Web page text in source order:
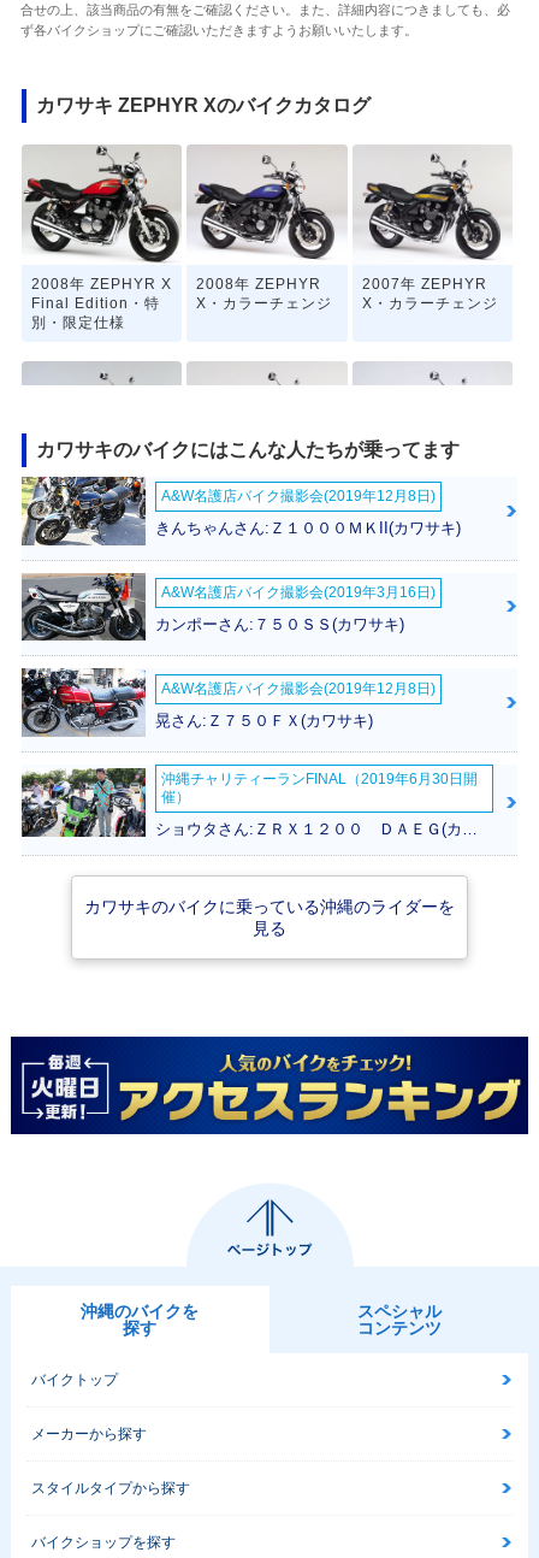
合せの上、該当商品の有無をご確認ください。また、詳細内容につきましても、必
ず各バイクショップにご確認いただきますようお願いいたします。
カワサキ ZEPHYR Xのバイクカタログ
2008年 ZEPHYR X
Final Edition・特
別・限定仕様
2008年 ZEPHYR
X・カラーチェンジ
2007年 ZEPHYR
X・カラーチェンジ
2006年 ZEPHYR
X・カラーチェンジ
2005年 ZEPHYR
X・カラーチェンジ
2004年 ZEPHYR
X・カラーチェンジ
2003年 ZEPHYR
X・マイナーチェン
ジ
2002年 ZEPHYR
X・カラーチェンジ
2001年 ZEPHYR
X・マイナーチェン
2000年 ZEPHYR
1999年 ZEPHYR
X・特別・限定仕様
1998年 ZEPHYR
1998年 ZEPHYR
1997年 ZEPHYR
1996年 ZEPHYR
カワサキのバイクにはこんな人たちが乗ってます
A&W名護店バイク撮影会(2019年12月8日)
きんちゃんさん:Ｚ１０００ＭＫII(カワサキ)
A&W名護店バイク撮影会(2019年3月16日)
カンポーさん:７５０ＳＳ(カワサキ)
A&W名護店バイク撮影会(2019年12月8日)
晃さん:Ｚ７５０ＦＸ(カワサキ)
沖縄チャリティーランFINAL（2019年6月30日開
催）
ショウタさん:ＺＲＸ１２００ ＤＡＥＧ(カワサキ)
カワサキのバイクに乗っている沖縄のライダーを
見る
沖縄のバイクを
探す
スペシャル
コンテンツ
バイクトップ
メーカーから探す
スタイルタイプから探す
バイクショップを探す